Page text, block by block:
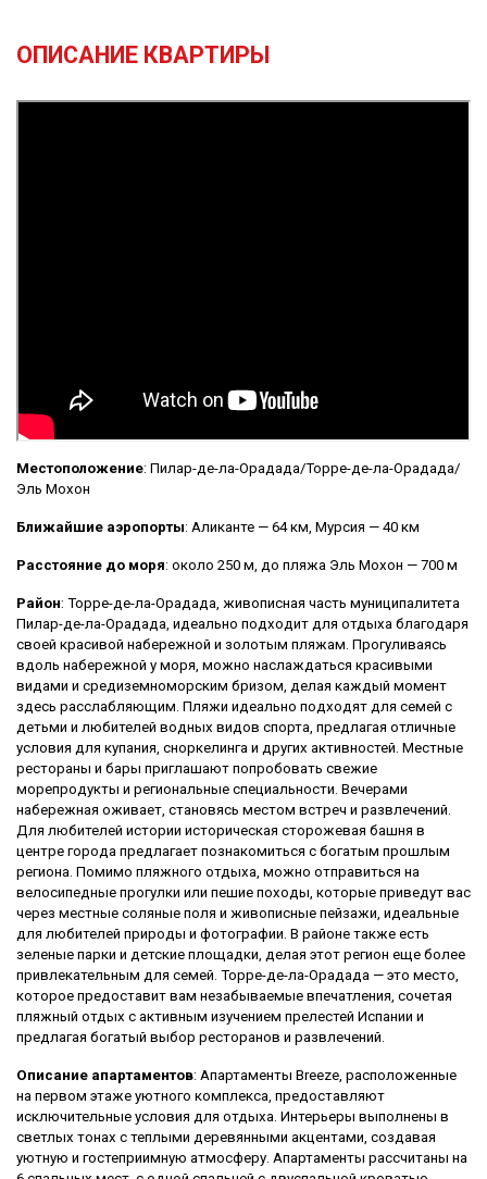
ОПИСАНИЕ КВАРТИРЫ
Местоположение: Пилар-де-ла-Орадада/Торре-де-ла-Орадада/
Эль Мохон
Ближайшие аэропорты: Аликанте — 64 км, Мурсия — 40 км
Расстояние до моря: около 250 м, до пляжа Эль Мохон — 700 м
Район: Торре-де-ла-Орадада, живописная часть муниципалитета
Пилар-де-ла-Орадада, идеально подходит для отдыха благодаря
своей красивой набережной и золотым пляжам. Прогуливаясь
вдоль набережной у моря, можно наслаждаться красивыми
видами и средиземноморским бризом, делая каждый момент
здесь расслабляющим. Пляжи идеально подходят для семей с
детьми и любителей водных видов спорта, предлагая отличные
условия для купания, сноркелинга и других активностей. Местные
рестораны и бары приглашают попробовать свежие
морепродукты и региональные специальности. Вечерами
набережная оживает, становясь местом встреч и развлечений.
Для любителей истории историческая сторожевая башня в
центре города предлагает познакомиться с богатым прошлым
региона. Помимо пляжного отдыха, можно отправиться на
велосипедные прогулки или пешие походы, которые приведут вас
через местные соляные поля и живописные пейзажи, идеальные
для любителей природы и фотографии. В районе также есть
зеленые парки и детские площадки, делая этот регион еще более
привлекательным для семей. Торре-де-ла-Орадада — это место,
которое предоставит вам незабываемые впечатления, сочетая
пляжный отдых с активным изучением прелестей Испании и
предлагая богатый выбор ресторанов и развлечений.
Описание апартаментов: Апартаменты Breeze, расположенные
на первом этаже уютного комплекса, предоставляют
исключительные условия для отдыха. Интерьеры выполнены в
светлых тонах с теплыми деревянными акцентами, создавая
уютную и гостеприимную атмосферу. Апартаменты рассчитаны на